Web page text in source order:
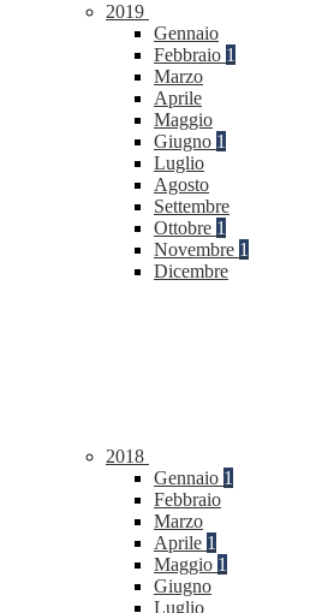
2019
Gennaio
Febbraio 1
Marzo
Aprile
Maggio
Giugno 1
Luglio
Agosto
Settembre
Ottobre 1
Novembre 1
Dicembre
2018
Gennaio 1
Febbraio
Marzo
Aprile 1
Maggio 1
Giugno
Luglio